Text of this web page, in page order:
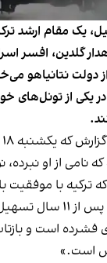
شبکه ۱۲ اسرائیل، یک مقام
گلدین، افسر
دولت نتانیاهو
یکی از تونل‌های
که نامی از او
با موفقیت
هدار گلدین به اسرائیل
فشرده است و
است.»